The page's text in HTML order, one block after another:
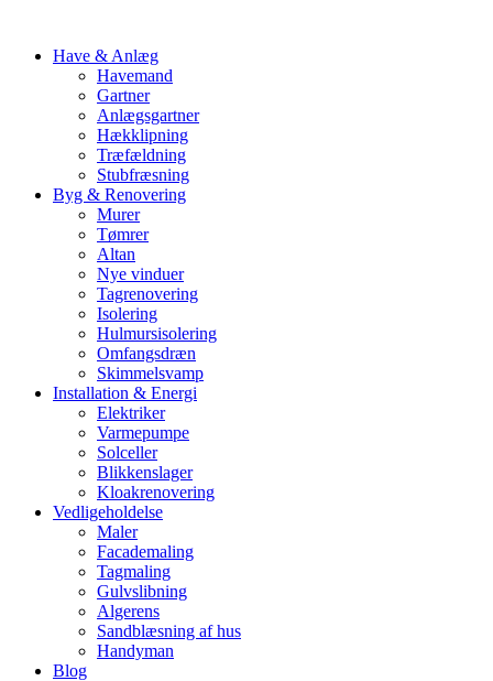
Have & Anlæg
Havemand
Gartner
Anlægsgartner
Hækklipning
Træfældning
Stubfræsning
Byg & Renovering
Murer
Tømrer
Altan
Nye vinduer
Tagrenovering
Isolering
Hulmursisolering
Omfangsdræn
Skimmelsvamp
Installation & Energi
Elektriker
Varmepumpe
Solceller
Blikkenslager
Kloakrenovering
Vedligeholdelse
Maler
Facademaling
Tagmaling
Gulvslibning
Algerens
Sandblæsning af hus
Handyman
Blog